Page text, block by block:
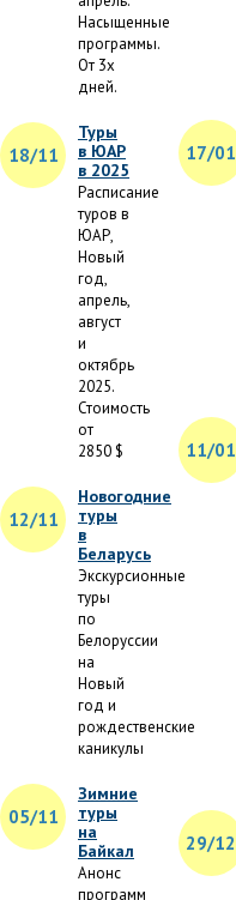
Насыщенные
программы.
От 3х
дней.
18/11
Туры
в ЮАР
в 2025
Расписание
туров в
ЮАР,
Новый
год,
апрель,
август
и
октябрь
2025.
Стоимость
от
2850 $
12/11
Новогодние
туры
в
Беларусь
Экскурсионные
туры
по
Белоруссии
на
Новый
год и
рождественские
каникулы
05/11
Зимние
туры
на
Байкал
Анонс
программ
17/01
11/01
29/12